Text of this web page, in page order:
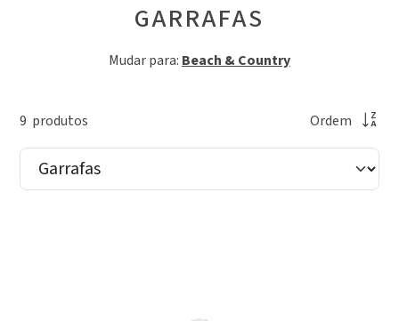
GARRAFAS
Mudar para: Beach & Country
9 produtos Ordem